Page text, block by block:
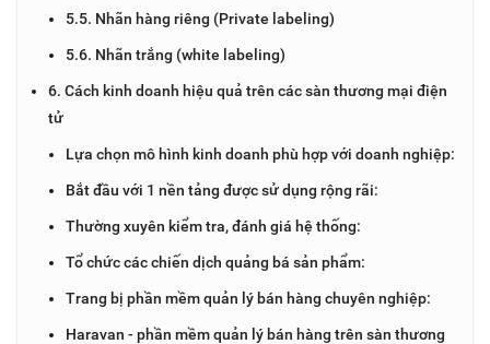
5.5. Nhãn hàng riêng (Private labeling)
5.6. Nhãn trắng (white labeling)
6. Cách kinh doanh hiệu quả trên các sàn thương mại điện
tử
Lựa chọn mô hình kinh doanh phù hợp với doanh nghiệp:
Bắt đầu với 1 nền tảng được sử dụng rộng rãi:
Thường xuyên kiểm tra, đánh giá hệ thống:
Tổ chức các chiến dịch quảng bá sản phẩm:
Trang bị phần mềm quản lý bán hàng chuyên nghiệp:
Haravan - phần mềm quản lý bán hàng trên sàn thương